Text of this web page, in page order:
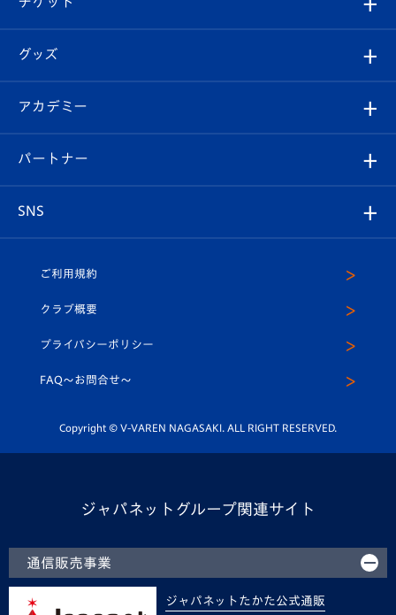
チケット
イベント
メディア
ホームタウン
エンブレム紹介
スタッフプロフィール
マスコット紹介
平和祈念活動
ホームタウン活動
はじめての観戦ガイド
Revive Team
ヴィヴィくんの長崎おもてなしガイド
フォトギャラリー
スタジアムグルメ
チケット
V-LOVERS（ファンクラブ）
プレイヤーズスイート
グッズ
オンラインショップ
店舗情報
アカデミー
育成からのお知らせ
U-18
スクール
パートナー
SNS
ヴィヴィくんインスタグラム
公式LINE＠
ご利用規約
クラブ概要
プライバシーポリシー
FAQ〜お問合せ〜
Copyright © V-VAREN NAGASAKI. ALL RIGHT RESERVED.
ジャパネットグループ関連サイト
通信販売事業
ジャパネットたかた公式通販